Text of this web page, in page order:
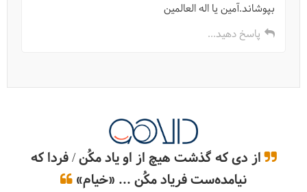
بپوشاند.آمین یا اله العالمین
پاسخ دهید...
از دی که گذشت هیچ از او یاد مکُن / فردا که
نیامده‌ست فریاد مکُن ... «خیام»